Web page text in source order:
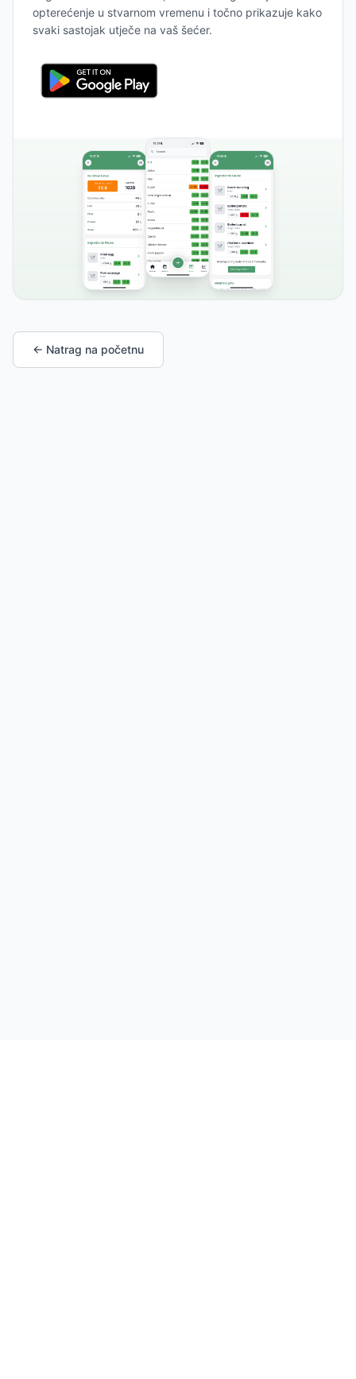
opterećenje u stvarnom vremenu i točno prikazuje kako
svaki sastojak utječe na vaš šećer.
← Natrag na početnu